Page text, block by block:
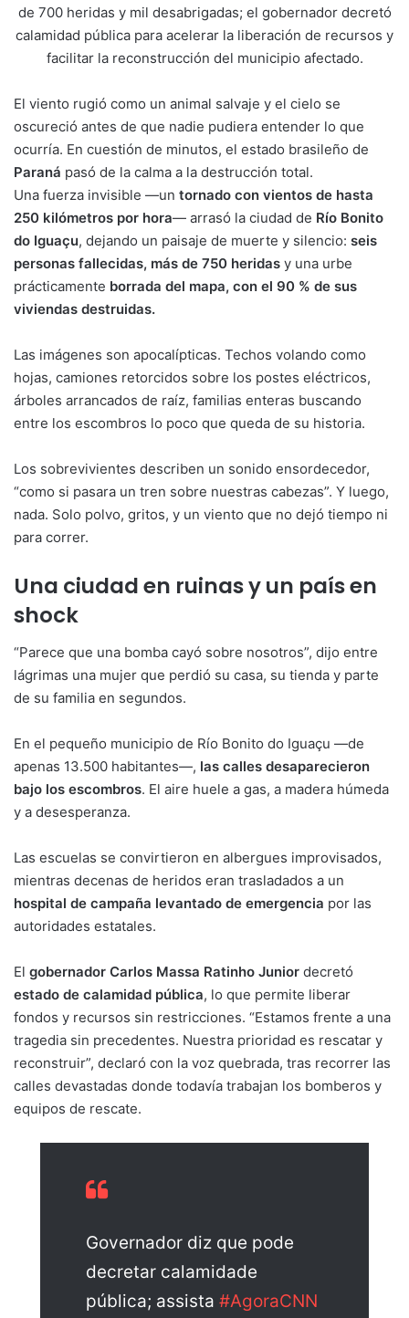
de 700 heridas y mil desabrigadas; el gobernador decretó
calamidad pública para acelerar la liberación de recursos y
facilitar la reconstrucción del municipio afectado.
El viento rugió como un animal salvaje y el cielo se
oscureció antes de que nadie pudiera entender lo que
ocurría. En cuestión de minutos, el estado brasileño de
Paraná pasó de la calma a la destrucción total.
Una fuerza invisible —un tornado con vientos de hasta
250 kilómetros por hora— arrasó la ciudad de Río Bonito
do Iguaçu, dejando un paisaje de muerte y silencio: seis
personas fallecidas, más de 750 heridas y una urbe
prácticamente borrada del mapa, con el 90 % de sus
viviendas destruidas.
Las imágenes son apocalípticas. Techos volando como
hojas, camiones retorcidos sobre los postes eléctricos,
árboles arrancados de raíz, familias enteras buscando
entre los escombros lo poco que queda de su historia.
Los sobrevivientes describen un sonido ensordecedor,
“como si pasara un tren sobre nuestras cabezas”. Y luego,
nada. Solo polvo, gritos, y un viento que no dejó tiempo ni
para correr.
Una ciudad en ruinas y un país en
shock
“Parece que una bomba cayó sobre nosotros”, dijo entre
lágrimas una mujer que perdió su casa, su tienda y parte
de su familia en segundos.
En el pequeño municipio de Río Bonito do Iguaçu —de
apenas 13.500 habitantes—, las calles desaparecieron
bajo los escombros. El aire huele a gas, a madera húmeda
y a desesperanza.
Las escuelas se convirtieron en albergues improvisados,
mientras decenas de heridos eran trasladados a un
hospital de campaña levantado de emergencia por las
autoridades estatales.
El gobernador Carlos Massa Ratinho Junior decretó
estado de calamidad pública, lo que permite liberar
fondos y recursos sin restricciones. “Estamos frente a una
tragedia sin precedentes. Nuestra prioridad es rescatar y
reconstruir”, declaró con la voz quebrada, tras recorrer las
calles devastadas donde todavía trabajan los bomberos y
equipos de rescate.
Governador diz que pode
decretar calamidade
pública; assista #AgoraCNN